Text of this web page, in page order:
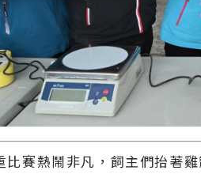
比賽熱鬧非凡，飼主們抬著